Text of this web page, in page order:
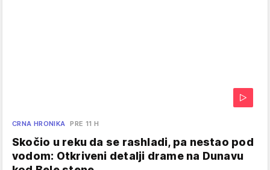
CRNA HRONIKA PRE 11 H
Skočio u reku da se rashladi, pa nestao pod
vodom: Otkriveni detalji drame na Dunavu